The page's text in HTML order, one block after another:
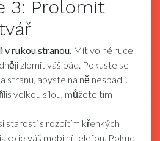
3: Prolomit
rukou stranou. Mít volné ruce
zlomit váš pád. Pokuste se
stranu, abyste na ně nespadli.
velkou silou, můžete tím
starosti s rozbitím křehkých
je váš mobilní telefon. Pokud